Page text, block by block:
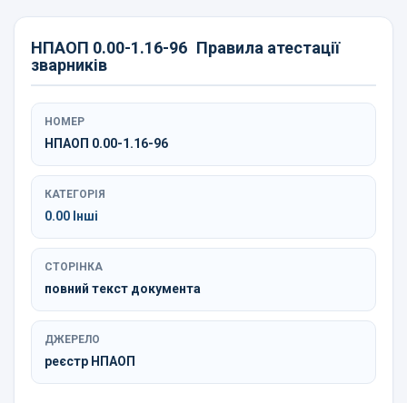
НПАОП 0.00-1.16-96 Правила атестації
зварників
НОМЕР
НПАОП 0.00-1.16-96
КАТЕГОРІЯ
0.00 Інші
СТОРІНКА
повний текст документа
ДЖЕРЕЛО
реєстр НПАОП